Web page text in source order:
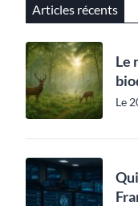
Articles récents
Le
Le